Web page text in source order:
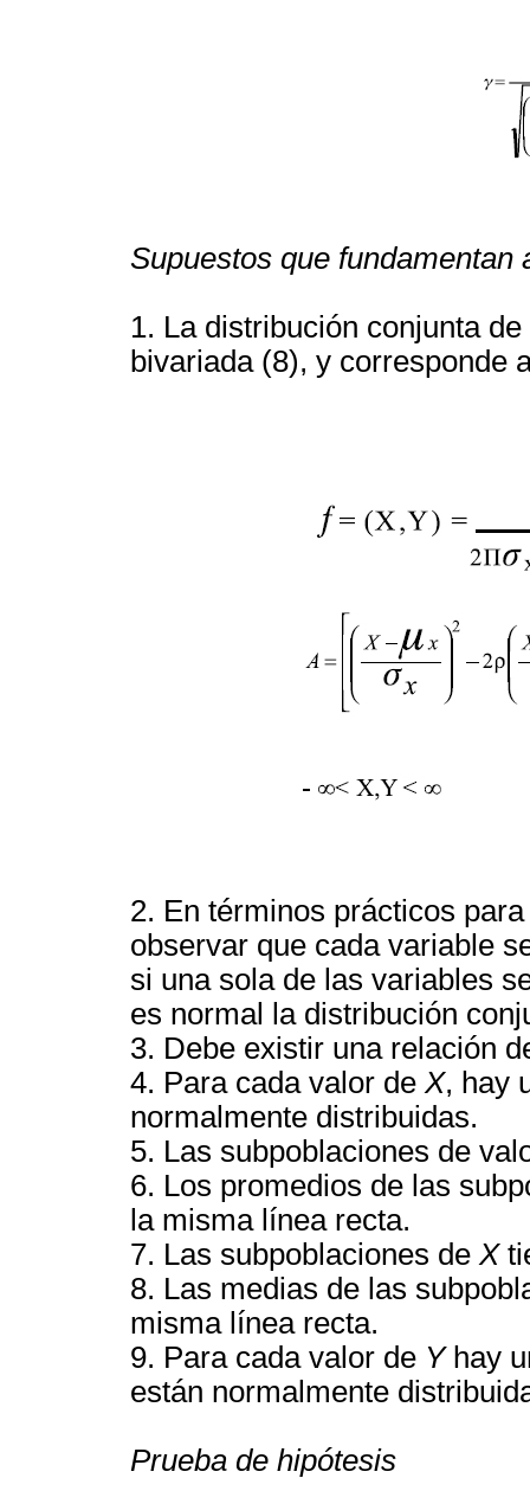
Supuestos que
1. La distribución conjunta
bivariada (8), y corresponde
2. En términos prácticos
observar que cada variable
si una sola de las variables
es normal la distribución
3. Debe existir una relación
4. Para cada valor de X, hay
normalmente distribuidas.
5. Las subpoblaciones de
6. Los promedios de las
la misma línea recta.
7. Las subpoblaciones de X
8. Las medias de las
misma línea recta.
9. Para cada valor de Yhay
están normalmente
Prueba de hipótesis